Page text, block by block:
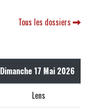
Tous les dossiers
Dimanche 17 Mai 2026
Lens